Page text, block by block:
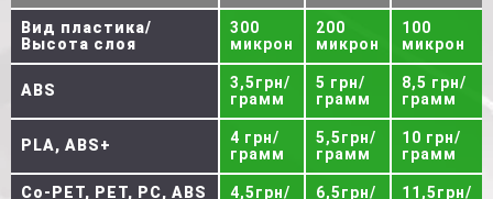
Вид пластика/
Высота слоя
300
микрон
200
микрон
100
микрон
ABS
3,5грн/
грамм
5 грн/
грамм
8,5 грн/
грамм
PLA, ABS+
4 грн/
грамм
5,5грн/
грамм
10 грн/
грамм
Co-PET, PET, PC, ABS 4,5грн/ 6,5грн/ 11,5грн/